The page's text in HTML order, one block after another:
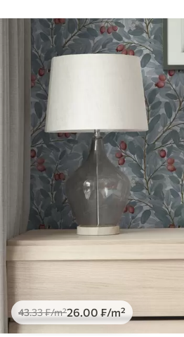
43.33₣/m²26.00 ₣/m²